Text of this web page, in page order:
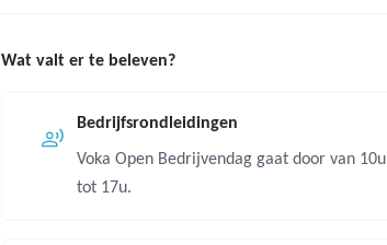
Wat valt er te beleven?
Bedrijfsrondleidingen
Voka Open Bedrijvendag gaat door van 10u
tot 17u.